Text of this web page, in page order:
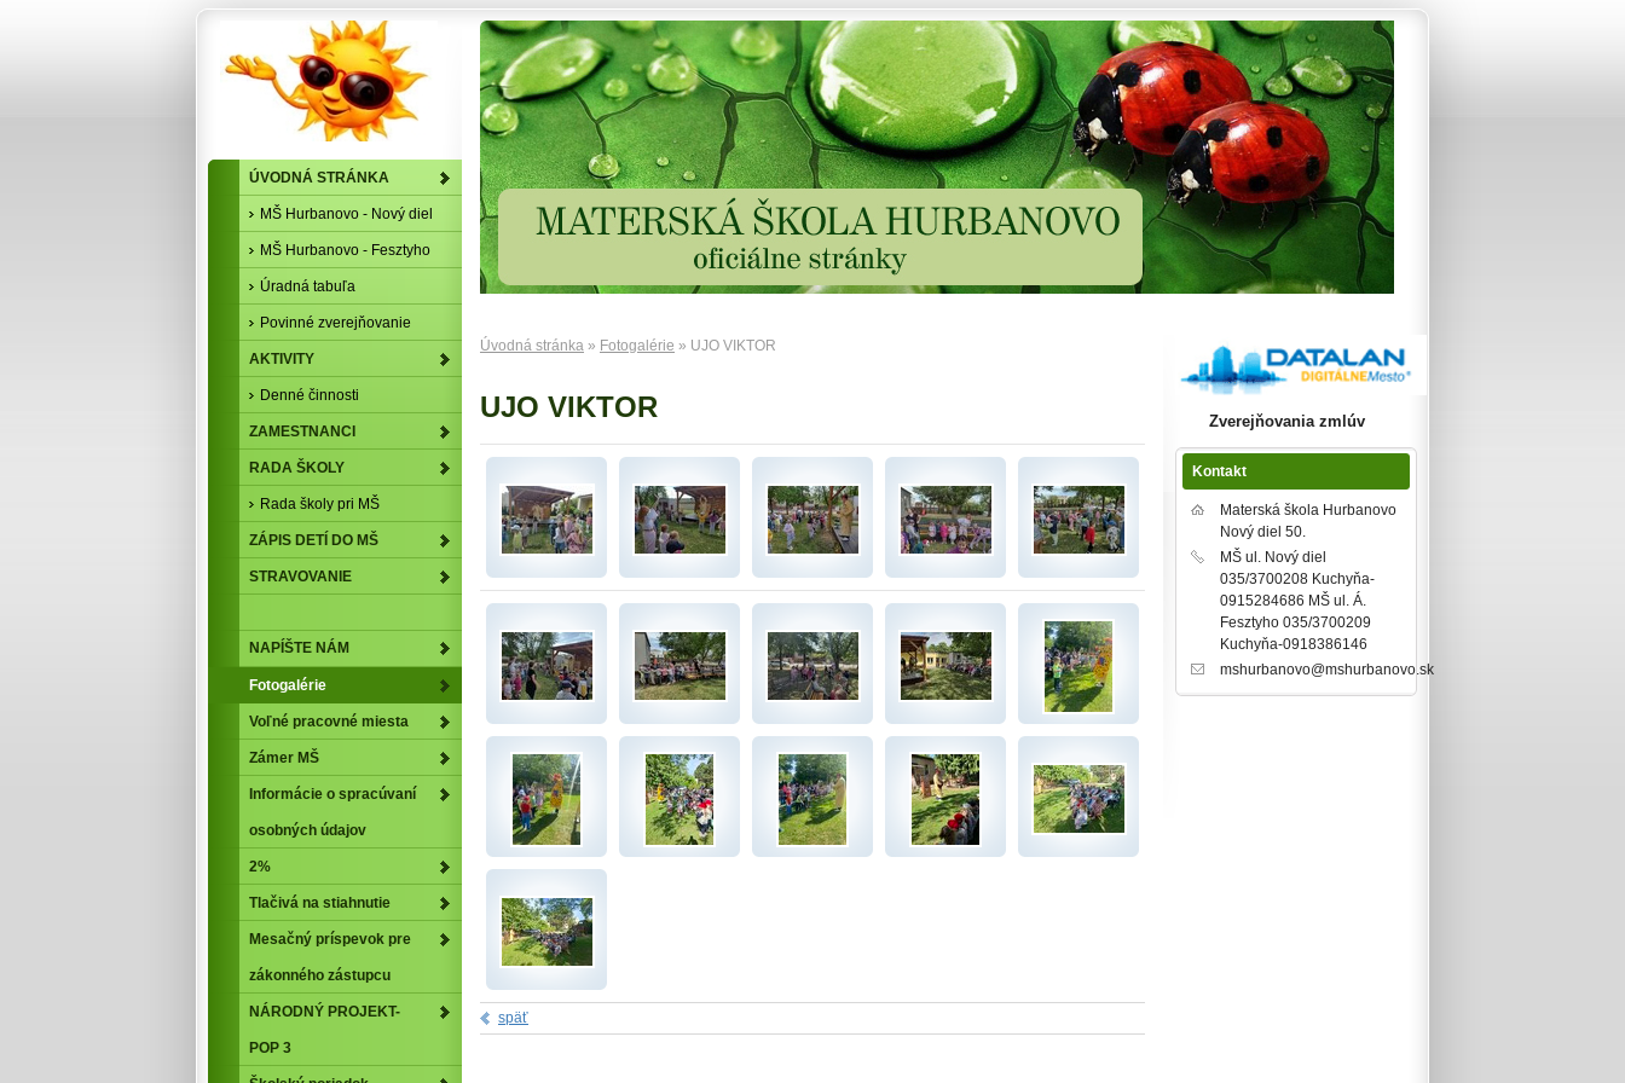
Úvodná stránka » Fotogalérie » UJO VIKTOR
UJO VIKTOR
späť
Zverejňovania zmlúv
Kontakt
Materská škola Hurbanovo
Nový diel 50.
MŠ ul. Nový diel
035/3700208 Kuchyňa-
0915284686 MŠ ul. Á.
Fesztyho 035/3700209
Kuchyňa-0918386146
mshurbanovo@mshurbanovo.sk
ÚVODNÁ STRÁNKA
MŠ Hurbanovo - Nový diel
MŠ Hurbanovo - Fesztyho
Úradná tabuľa
Povinné zverejňovanie
AKTIVITY
Denné činnosti
ZAMESTNANCI
RADA ŠKOLY
Rada školy pri MŠ
ZÁPIS DETÍ DO MŠ
STRAVOVANIE
NAPÍŠTE NÁM
Fotogalérie
Voľné pracovné miesta
Zámer MŠ
Informácie o spracúvaní
osobných údajov
2%
Tlačivá na stiahnutie
Mesačný príspevok pre
zákonného zástupcu
NÁRODNÝ PROJEKT-
POP 3